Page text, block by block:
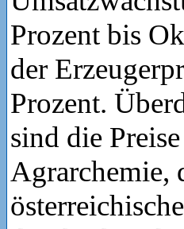
Prozent bis
der
Prozent.
sind die
Agrarchemie,